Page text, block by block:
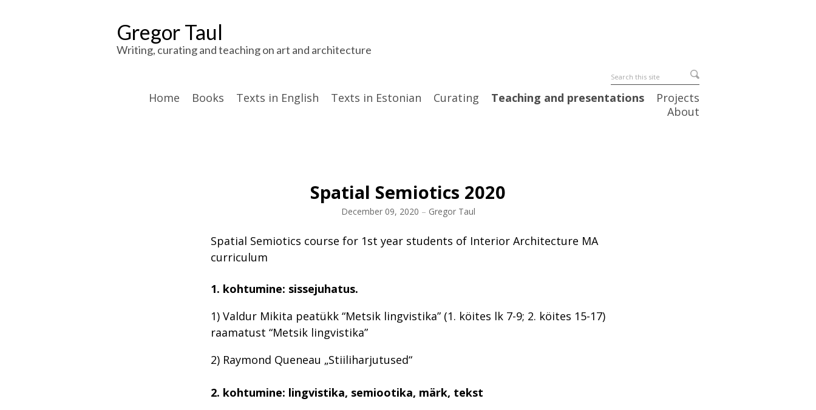
Gregor Taul
Writing, curating and teaching on art and architecture
Home Books Texts in English Texts in Estonian Curating Teaching and presentations
Projects
About
Spatial Semiotics 2020
December 09, 2020 – Gregor Taul
Spatial Semiotics course for 1st year students of Interior Architecture MA
curriculum
1. kohtumine: sissejuhatus.
1) Valdur Mikita peatükk “Metsik lingvistika” (1. köites lk 7-9; 2. köites 15-17)
raamatust “Metsik lingvistika”
2) Raymond Queneau „Stiiliharjutused“
2. kohtumine: lingvistika, semiootika, märk, tekst